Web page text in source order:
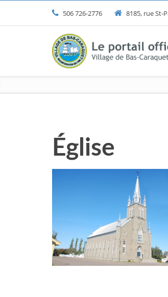
506 726-2776 8185, rue St-
Église